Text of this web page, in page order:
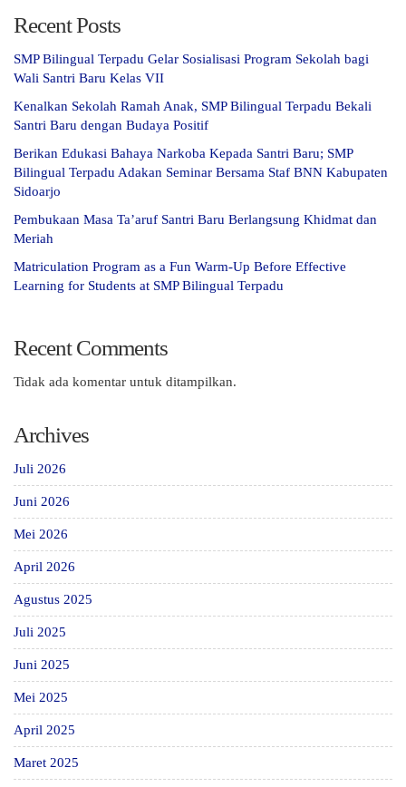
Recent Posts
SMP Bilingual Terpadu Gelar Sosialisasi Program Sekolah bagi
Wali Santri Baru Kelas VII
Kenalkan Sekolah Ramah Anak, SMP Bilingual Terpadu Bekali
Santri Baru dengan Budaya Positif
Berikan Edukasi Bahaya Narkoba Kepada Santri Baru; SMP
Bilingual Terpadu Adakan Seminar Bersama Staf BNN Kabupaten
Sidoarjo
Pembukaan Masa Ta’aruf Santri Baru Berlangsung Khidmat dan
Meriah
Matriculation Program as a Fun Warm-Up Before Effective
Learning for Students at SMP Bilingual Terpadu
Recent Comments
Tidak ada komentar untuk ditampilkan.
Archives
Juli 2026
Juni 2026
Mei 2026
April 2026
Agustus 2025
Juli 2025
Juni 2025
Mei 2025
April 2025
Maret 2025